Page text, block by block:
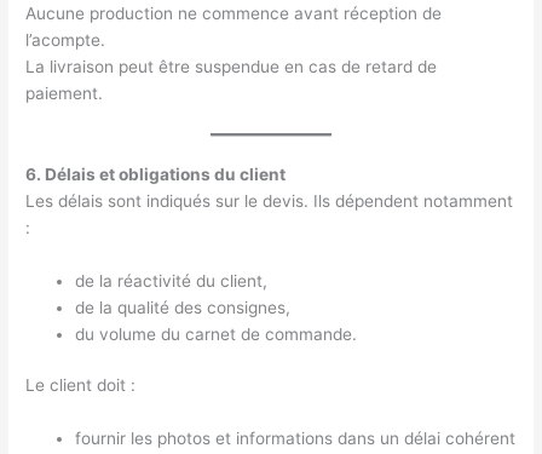
Aucune production ne commence avant réception de
l’acompte.
La livraison peut être suspendue en cas de retard de
paiement.
6. Délais et obligations du client
Les délais sont indiqués sur le devis. Ils dépendent notamment
:
de la réactivité du client,
de la qualité des consignes,
du volume du carnet de commande.
Le client doit :
fournir les photos et informations dans un délai cohérent